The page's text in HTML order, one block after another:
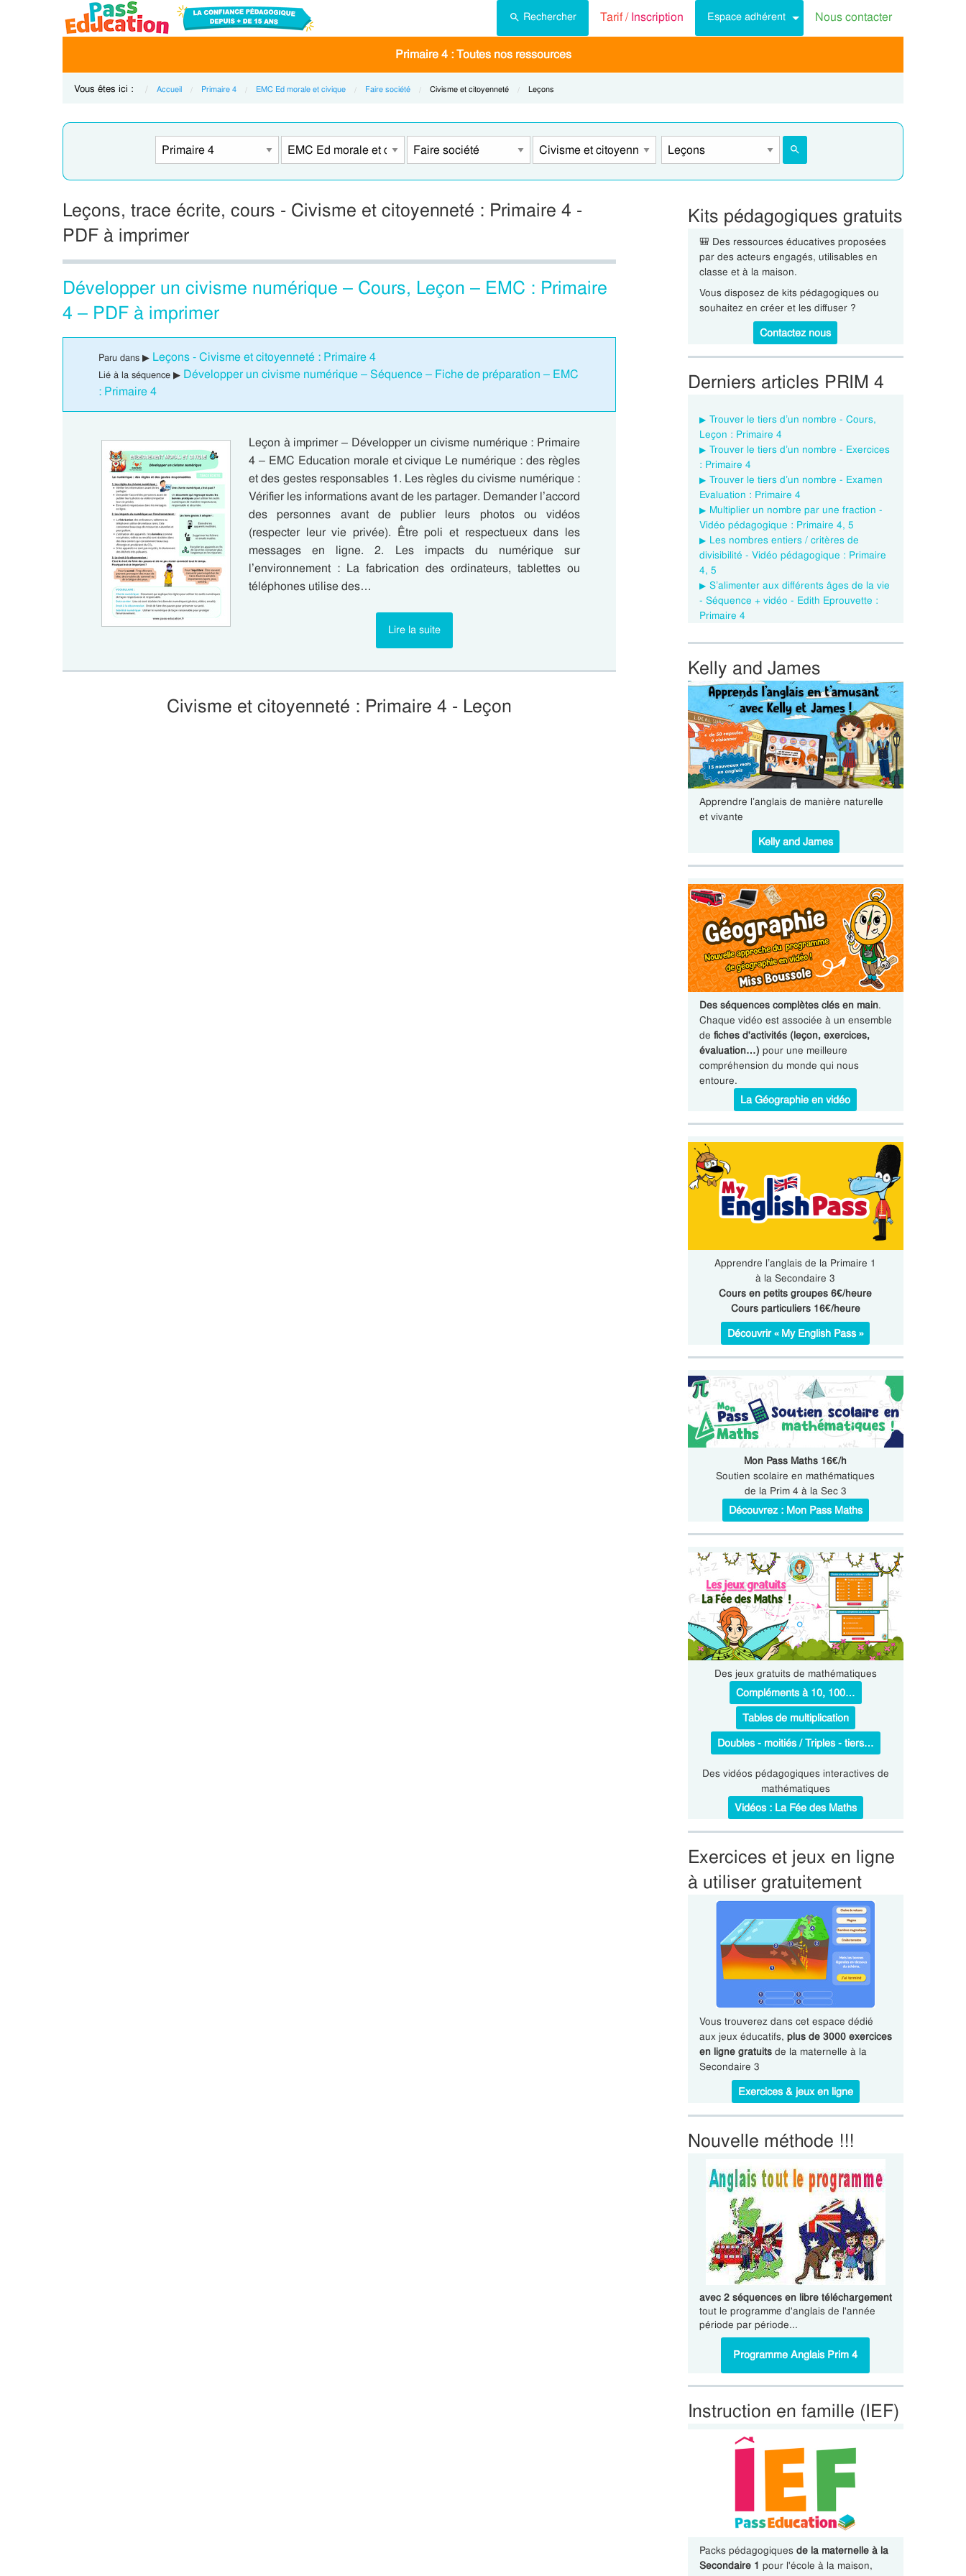
Rechercher Tarif /Inscription Espace adhérent Nous contacter
Primaire 4 : Toutes nos ressources
Vous êtes ici : Accueil Primaire 4 EMC Ed morale et civique Faire société Current:
Civisme et citoyenneté Current:
Leçons
Leçons, trace écrite, cours - Civisme et citoyenneté : Primaire 4 -
PDF à imprimer
Développer un civisme numérique – Cours, Leçon – EMC : Primaire
4 – PDF à imprimer
Paru dans ▶ Leçons - Civisme et citoyenneté : Primaire 4
Lié à la séquence ▶ Développer un civisme numérique – Séquence – Fiche de préparation – EMC
: Primaire 4
Leçon à imprimer – Développer un civisme numérique : Primaire
4 – EMC Education morale et civique Le numérique : des règles
et des gestes responsables 1. Les règles du civisme numérique :
Vérifier les informations avant de les partager. Demander l’accord
des personnes avant de publier leurs photos ou vidéos
(respecter leur vie privée). Être poli et respectueux dans les
messages en ligne. 2. Les impacts du numérique sur
l’environnement : La fabrication des ordinateurs, tablettes ou
téléphones utilise des…
Lire la suite
Civisme et citoyenneté : Primaire 4 - Leçon
Kits pédagogiques gratuits
🎒 Des ressources éducatives proposées
par des acteurs engagés, utilisables en
classe et à la maison.
Vous disposez de kits pédagogiques ou
souhaitez en créer et les diffuser ?
Contactez nous
Derniers articles PRIM 4
Trouver le tiers d’un nombre - Cours,
Leçon : Primaire 4
Trouver le tiers d’un nombre - Exercices
: Primaire 4
Trouver le tiers d’un nombre - Examen
Evaluation : Primaire 4
Multiplier un nombre par une fraction -
Vidéo pédagogique : Primaire 4, 5
Les nombres entiers / critères de
divisibilité - Vidéo pédagogique : Primaire
4, 5
S’alimenter aux différents âges de la vie
- Séquence + vidéo - Edith Eprouvette :
Primaire 4
Kelly and James
Apprendre l’anglais de manière naturelle
et vivante
Kelly and James
Des séquences complètes clés en main.
Chaque vidéo est associée à un ensemble
de fiches d'activités (leçon, exercices,
évaluation…) pour une meilleure
compréhension du monde qui nous
entoure.
La Géographie en vidéo
Apprendre l’anglais de la Primaire 1
à la Secondaire 3
Cours en petits groupes 6€/heure
Cours particuliers 16€/heure
Découvrir « My English Pass »
Mon Pass Maths 16€/h
Soutien scolaire en mathématiques
de la Prim 4 à la Sec 3
Découvrez : Mon Pass Maths
Des jeux gratuits de mathématiques
Compléments à 10, 100…
Tables de multiplication
Doubles - moitiés / Triples - tiers…
Des vidéos pédagogiques interactives de
mathématiques
Vidéos : La Fée des Maths
Exercices et jeux en ligne
à utiliser gratuitement
Vous trouverez dans cet espace dédié
aux jeux éducatifs, plus de 3000 exercices
en ligne gratuitsde la maternelle à la
Secondaire 3
Exercices & jeux en ligne
Nouvelle méthode !!!
avec 2 séquences en libre téléchargement
tout le programme d'anglais de l'année
période par période...
Programme Anglais Prim 4
Instruction en famille (IEF)
Packs pédagogiques de la maternelle à la
Secondaire 1 pour l'école à la maison,